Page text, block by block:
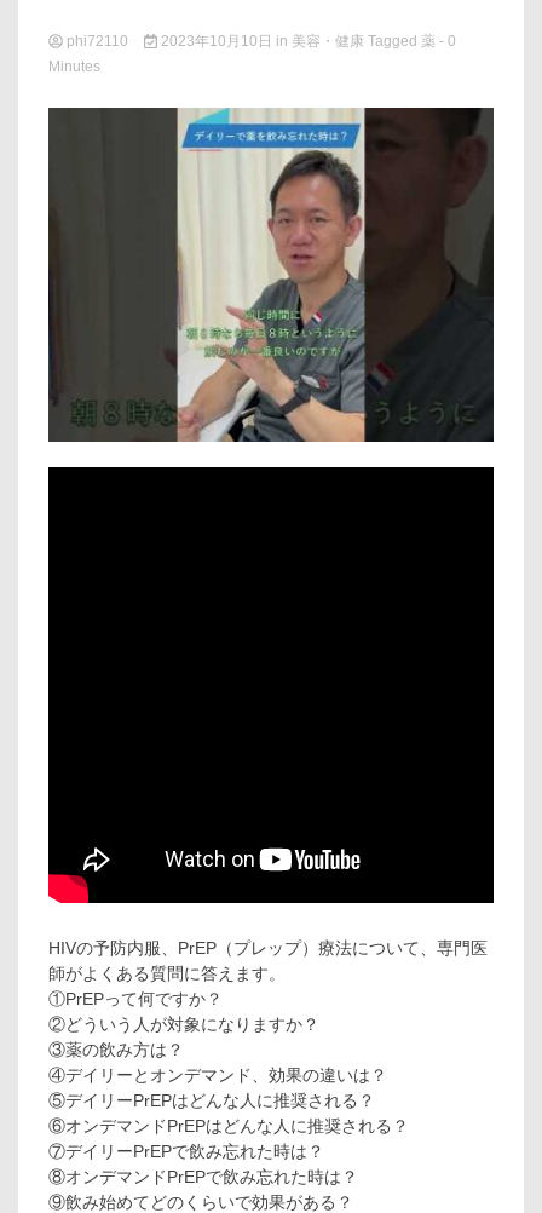
phi72110 2023年10月10日 in 美容・健康 Tagged 薬 - 0
Minutes
HIVの予防内服、PrEP（プレップ）療法について、専門医
師がよくある質問に答えます。
①PrEPって何ですか？
②どういう人が対象になりますか？
③薬の飲み方は？
④デイリーとオンデマンド、効果の違いは？
⑤デイリーPrEPはどんな人に推奨される？
⑥オンデマンドPrEPはどんな人に推奨される？
⑦デイリーPrEPで飲み忘れた時は？
⑧オンデマンドPrEPで飲み忘れた時は？
⑨飲み始めてどのくらいで効果がある？